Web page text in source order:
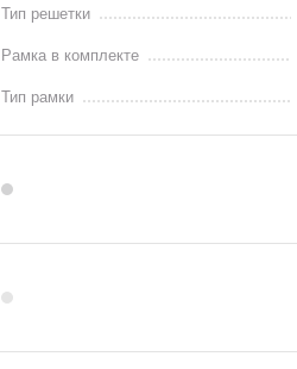
Тип решетки
Рамка в комплекте
Тип рамки